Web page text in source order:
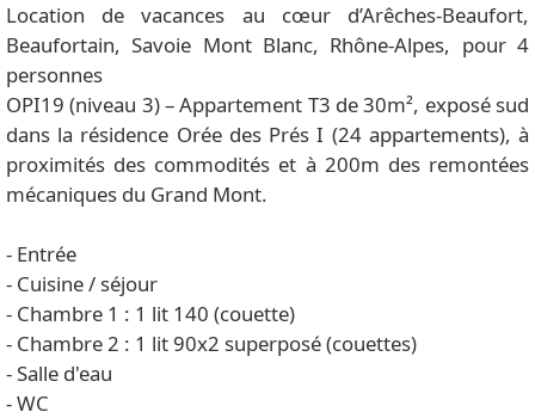
Location de vacances au cœur d’Arêches-Beaufort,
Beaufortain, Savoie Mont Blanc, Rhône-Alpes, pour 4
personnes
OPI19 (niveau 3) – Appartement T3 de 30m², exposé sud
dans la résidence Orée des Prés I (24 appartements), à
proximités des commodités et à 200m des remontées
mécaniques du Grand Mont.
- Entrée
- Cuisine / séjour
- Chambre 1 : 1 lit 140 (couette)
- Chambre 2 : 1 lit 90x2 superposé (couettes)
- Salle d'eau
- WC